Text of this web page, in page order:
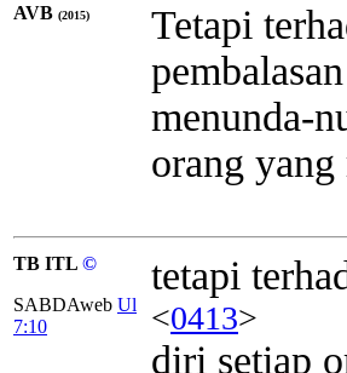
AVB (2015)
Tetapi
menunda-
orang
TB ITL ©
SABDAweb Ul
7:10
tetapi
<0413>
diri setiap